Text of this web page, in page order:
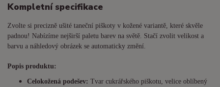
Kompletní specifikace
Zvolte si precizně ušité taneční piškoty v kožené variantě, které skvěle
padnou! Nabízíme nejširší paletu barev na světě. Stačí zvolit velikost a
barvu a náhledový obrázek se automaticky změní.
Popis produktu:
Celokožená podešev: Tvar cukrářského piškotu, velice oblíbený